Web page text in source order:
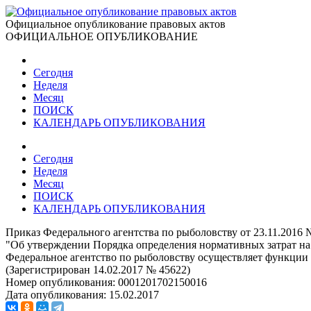
Официальное опубликование правовых актов
ОФИЦИАЛЬНОЕ ОПУБЛИКОВАНИЕ
Сегодня
Неделя
Месяц
ПОИСК
КАЛЕНДАРЬ ОПУБЛИКОВАНИЯ
Сегодня
Неделя
Месяц
ПОИСК
КАЛЕНДАРЬ ОПУБЛИКОВАНИЯ
Приказ Федерального агентства по рыболовству от 23.11.2016
"Об утверждении Порядка определения нормативных затрат
Федеральное агентство по рыболовству осуществляет
(Зарегистрирован 14.02.2017 № 45622)
Номер опубликования: 0001201702150016
Дата опубликования: 15.02.2017